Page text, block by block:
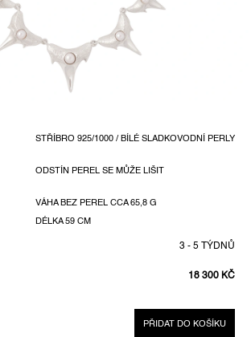
18 300 KČ
CENA:
3 - 5 TÝDNŮ
PŘIDAT DO KOŠÍKU
STŘÍBRO 925/1000 / BÍLÉ SLADKOVODNÍ PERLY
ODSTÍN PEREL SE MŮŽE LIŠIT
VÁHA BEZ PEREL CCA 65,8 G
DÉLKA 59 CM